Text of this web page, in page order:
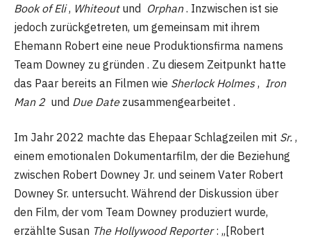
Book of Eli, Whiteoutund Orphan. Inzwischen ist sie
jedoch zurückgetreten, um gemeinsam mit ihrem
Ehemann Robert eine neue Produktionsfirma namens
Team Downey zu gründen . Zu diesem Zeitpunkt hatte
das Paar bereits an Filmen wie Sherlock Holmes, Iron
Man 2 und Due Datezusammengearbeitet .
Im Jahr 2022 machte das Ehepaar Schlagzeilen mit Sr. ,
einem emotionalen Dokumentarfilm, der die Beziehung
zwischen Robert Downey Jr. und seinem Vater Robert
Downey Sr. untersucht. Während der Diskussion über
den Film, der vom Team Downey produziert wurde,
erzählte Susan The Hollywood Reporter: „[Robert